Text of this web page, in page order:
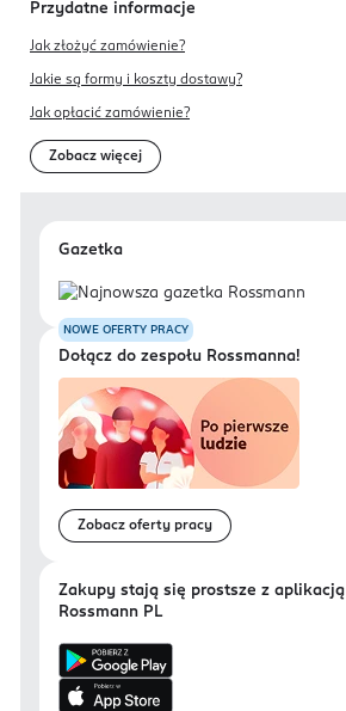
Przydatne informacje
Jak złożyć zamówienie?
Jakie są formy i koszty dostawy?
Jak opłacić zamówienie?
Zobacz więcej
Gazetka
NOWE OFERTY PRACY
Dołącz do zespołu Rossmanna!
Zobacz oferty pracy
Zakupy stają się prostsze z aplikacją
Rossmann PL